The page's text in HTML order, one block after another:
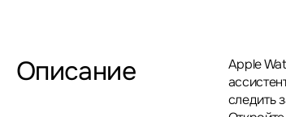
Описание
Apple
следить